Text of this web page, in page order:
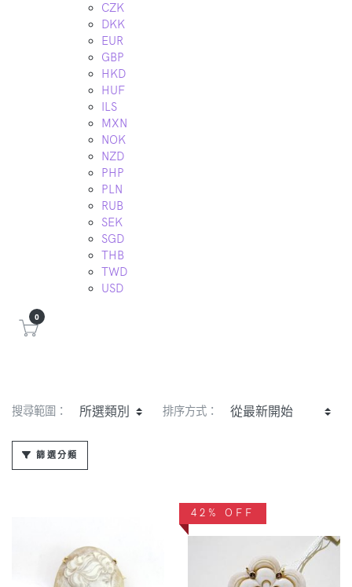
CZK
DKK
EUR
GBP
HKD
HUF
ILS
MXN
NOK
NZD
PHP
PLN
RUB
SEK
SGD
THB
TWD
USD
0
搜尋範圍： 排序方式：
篩選分類
42% OFF